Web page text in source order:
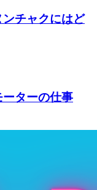
チャクにはど
ターの仕事